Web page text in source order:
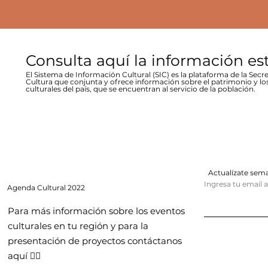
Consulta aquí la información
El Sistema de Información Cultural (SIC) es la plataforma de la
Cultura que conjunta y ofrece información sobre el patrimonio y
culturales del país, que se encuentran al servicio de la población.
Agenda Cultural 2022
Para más información sobre los eventos
culturales en tu región y para la
presentación de proyectos contáctanos
aquí 👇🏻
Actualízate
Ingresa tu email